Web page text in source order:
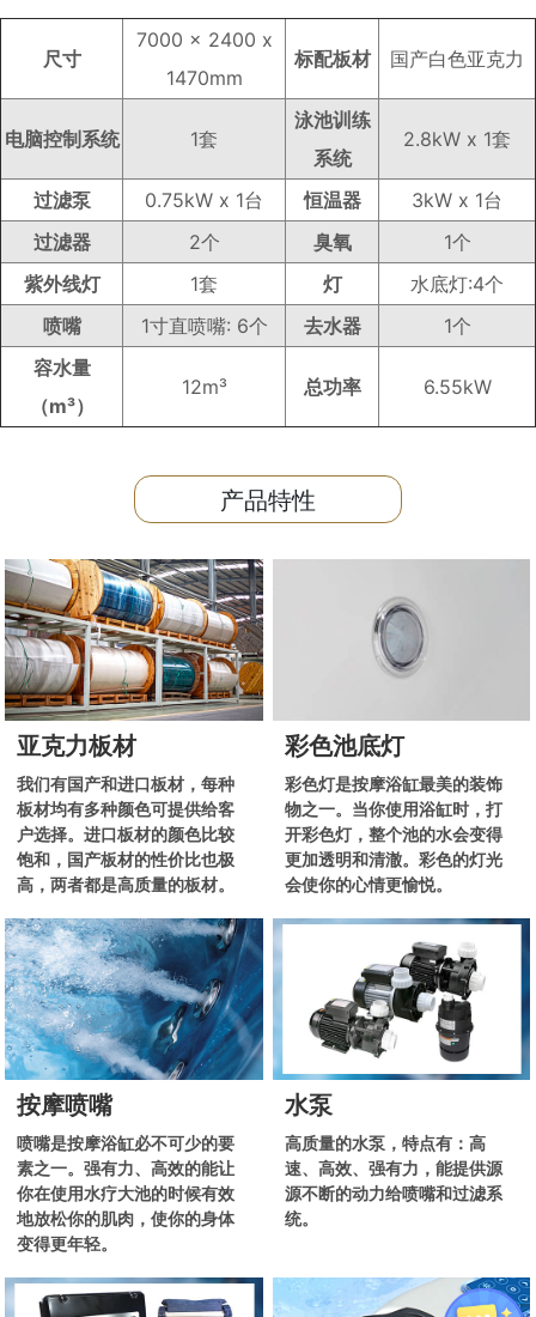
尺寸
7000 x 2400 x
1470mm
标配板材 国产白色亚克力
电脑控制系统 1套
泳池训练
系统
2.8kW x 1套
过滤泵 0.75kW x 1台 恒温器
3kW x 1台
过滤器
2个 臭氧
1个
紫外线灯
1套 灯
水底灯:4个
喷嘴
1寸直喷嘴: 6个 去水器
1个
容水量
（m³）
12m³ 总功率 6.55kW
产品特性
亚克力板材
我们有国产和进口板材，每种
板材均有多种颜色可提供给客
户选择。进口板材的颜色比较
饱和，国产板材的性价比也极
高，两者都是高质量的板材。
彩色池底灯
彩色灯是按摩浴缸最美的装饰
物之一。当你使用浴缸时，打
开彩色灯，整个池的水会变得
更加透明和清澈。彩色的灯光
会使你的心情更愉悦。
按摩喷嘴
喷嘴是按摩浴缸必不可少的要
素之一。强有力、高效的能让
你在使用水疗大池的时候有效
地放松你的肌肉，使你的身体
变得更年轻。
水泵
高质量的水泵，特点有：高
速、高效、强有力，能提供源
源不断的动力给喷嘴和过滤系
统。